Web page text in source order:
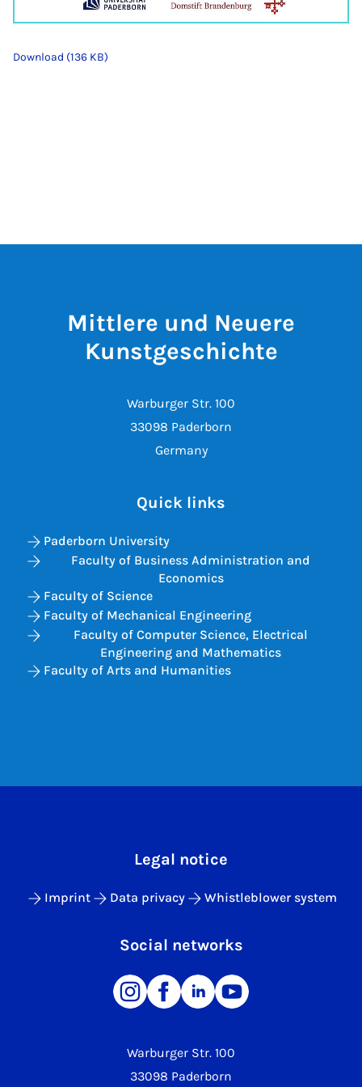
Download (136 KB)
Mittlere und Neuere
Kunstgeschichte
Warburger Str. 100
33098 Paderborn
Germany
Quick links
Paderborn University
Faculty of Business Administration and
Economics
Faculty of Science
Faculty of Mechanical Engineering
Faculty of Computer Science, Electrical
Engineering and Mathematics
Faculty of Arts and Humanities
Warburger Str. 100
33098 Paderborn
Legal notice
Imprint Data privacy Whistleblower system
Social networks